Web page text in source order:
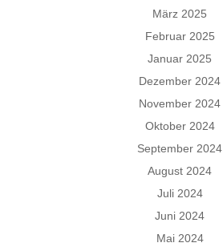
März 2025
Februar 2025
Januar 2025
Dezember 2024
November 2024
Oktober 2024
September 2024
August 2024
Juli 2024
Juni 2024
Mai 2024